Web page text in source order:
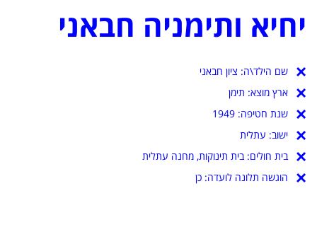
יחיא ותימניה חבאני
שם הילד\ה: ציון חבאני
ארץ מוצא: תימן
שנת חטיפה: 1949
ישוב: עתלית
בית חולים:בית תינוקות, מחנה עתלית
הוגשה תלונה לועדה: כן